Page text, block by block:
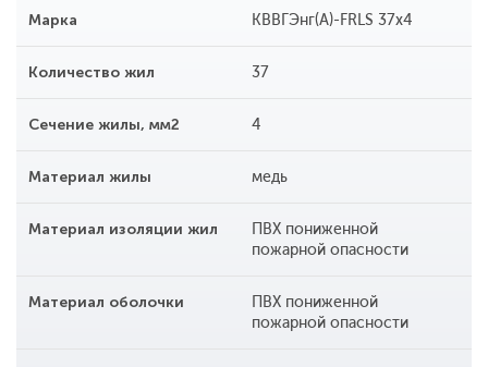
Марка КВВГЭнг(A)-FRLS 37x4
Количество жил 37
Сечение жилы, мм2 4
Материал жилы медь
Материал изоляции жил
ПВХ пониженной
пожарной опасности
Материал оболочки
ПВХ пониженной
пожарной опасности